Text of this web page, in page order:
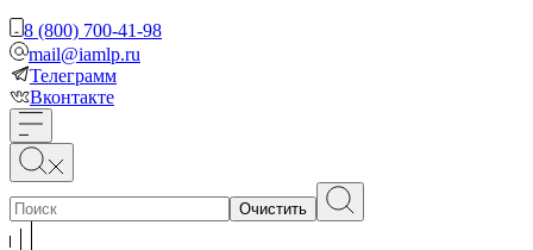
8 (800) 700-41-98
mail@iamlp.ru
Телеграмм
Вконтакте
Очистить